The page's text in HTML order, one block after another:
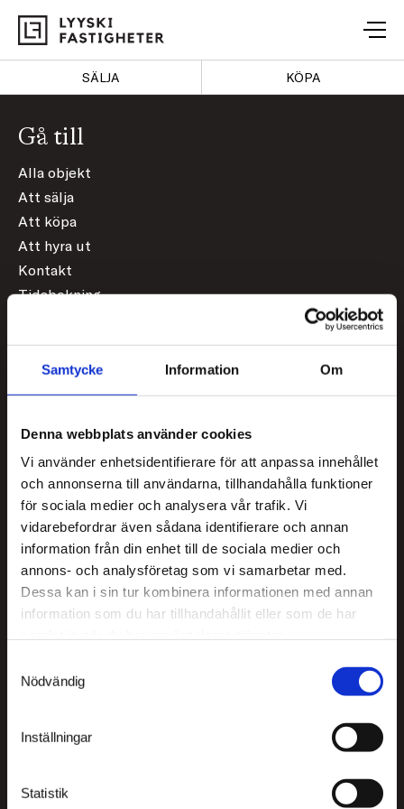
Samtycke Information Om
Denna webbplats använder cookies
Vi använder enhetsidentifierare för att anpassa innehållet
och annonserna till användarna, tillhandahålla funktioner
för sociala medier och analysera vår trafik. Vi
vidarebefordrar även sådana identifierare och annan
information från din enhet till de sociala medier och
annons- och analysföretag som vi samarbetar med.
Dessa kan i sin tur kombinera informationen med annan
information som du har tillhandahållit eller som de har
Nödvändig
Inställningar
Statistik
Lyyski
Fastigheter
SÄLJA KÖPA
Gå till
Alla objekt
Att sälja
Att köpa
Att hyra ut
Kontakt
Tidsbokning
Lyyski Store
Om oss
Fastighetsvärdering
Fastighetskrönika
Integritetspolicy
Kontakta oss
Tel:+358 18 533 000
Epost: info@lyyski.ax
Adress:Köpmansgatan 11
Följ oss
Facebook
TikTok